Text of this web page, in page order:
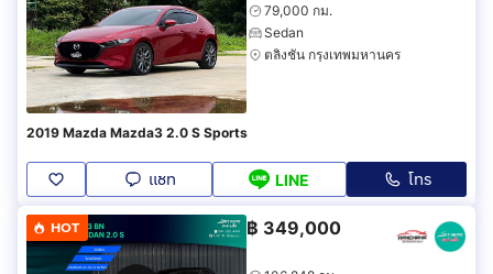
79,000 กม.
Sedan
ตลิ่งชัน กรุงเทพมหานคร
2019 Mazda Mazda3 2.0 S Sports
แชท LINE โทร
HOT ฿ 349,000